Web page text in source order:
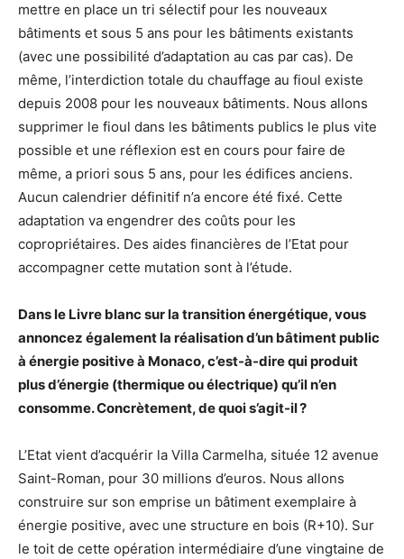
mettre en place un tri sélectif pour les nouveaux
bâtiments et sous 5 ans pour les bâtiments existants
(avec une possibilité d’adaptation au cas par cas). De
même, l’interdiction totale du chauffage au fioul existe
depuis 2008 pour les nouveaux bâtiments. Nous allons
supprimer le fioul dans les bâtiments publics le plus vite
possible et une réflexion est en cours pour faire de
même, a priori sous 5 ans, pour les édifices anciens.
Aucun calendrier définitif n’a encore été fixé. Cette
adaptation va engendrer des coûts pour les
copropriétaires. Des aides financières de l’Etat pour
accompagner cette mutation sont à l’étude.
Dans le Livre blanc sur la transition énergétique, vous
annoncez également la réalisation d’un bâtiment public
à énergie positive à Monaco, c’est-à-dire qui produit
plus d’énergie (thermique ou électrique) qu’il n’en
consomme. Concrètement, de quoi s’agit-il ?
L’Etat vient d’acquérir la Villa Carmelha, située 12 avenue
Saint-Roman, pour 30 millions d’euros. Nous allons
construire sur son emprise un bâtiment exemplaire à
énergie positive, avec une structure en bois (R+10). Sur
le toit de cette opération intermédiaire d’une vingtaine de